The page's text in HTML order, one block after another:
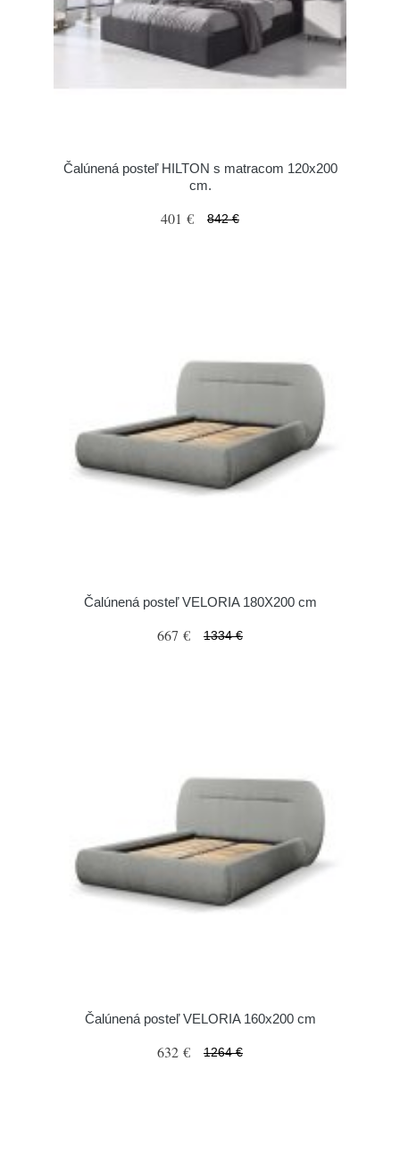
Čalúnená posteľ HILTON s matracom 120x200
cm.
401 € 842 €
Čalúnená posteľ VELORIA 180X200 cm
667 € 1334 €
Čalúnená posteľ VELORIA 160x200 cm
632 € 1264 €